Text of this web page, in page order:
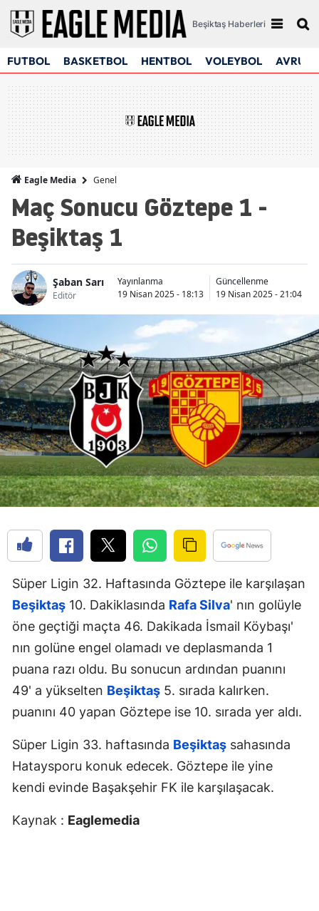
Beşiktaş Haberleri
FUTBOL BASKETBOL HENTBOL VOLEYBOL
Eagle Media Genel
Maç Sonucu Göztepe 1 -
Beşiktaş 1
Şaban Sarı
Editör
Yayınlanma
19 Nisan 2025 - 18:13
Güncellenme
19 Nisan 2025 - 21:04
Süper Ligin 32. Haftasında Göztepe ile karşılaşan
Beşiktaş 10. Dakiklasında Rafa Silva' nın golüyle
öne geçtiği maçta 46. Dakikada İsmail Köybaşı'
nın golüne engel olamadı ve deplasmanda 1
puana razı oldu. Bu sonucun ardından puanını
49' a yükselten Beşiktaş 5. sırada kalırken.
puanını 40 yapan Göztepe ise 10. sırada yer aldı.
Süper Ligin 33. haftasında Beşiktaş sahasında
Hataysporu konuk edecek. Göztepe ile yine
kendi evinde Başakşehir FK ile karşılaşacak.
Kaynak : Eaglemedia